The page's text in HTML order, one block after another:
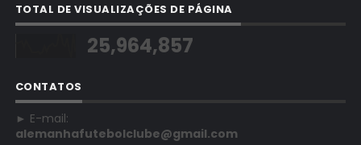
TOTAL DE VISUALIZAÇÕES DE PÁGINA
25,964,857
CONTATOS
► E-mail:
alemanhafutebolclube@gmail.com